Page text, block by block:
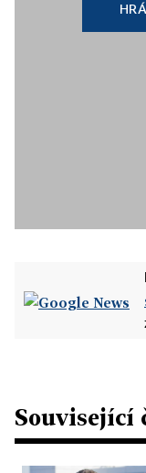
Související